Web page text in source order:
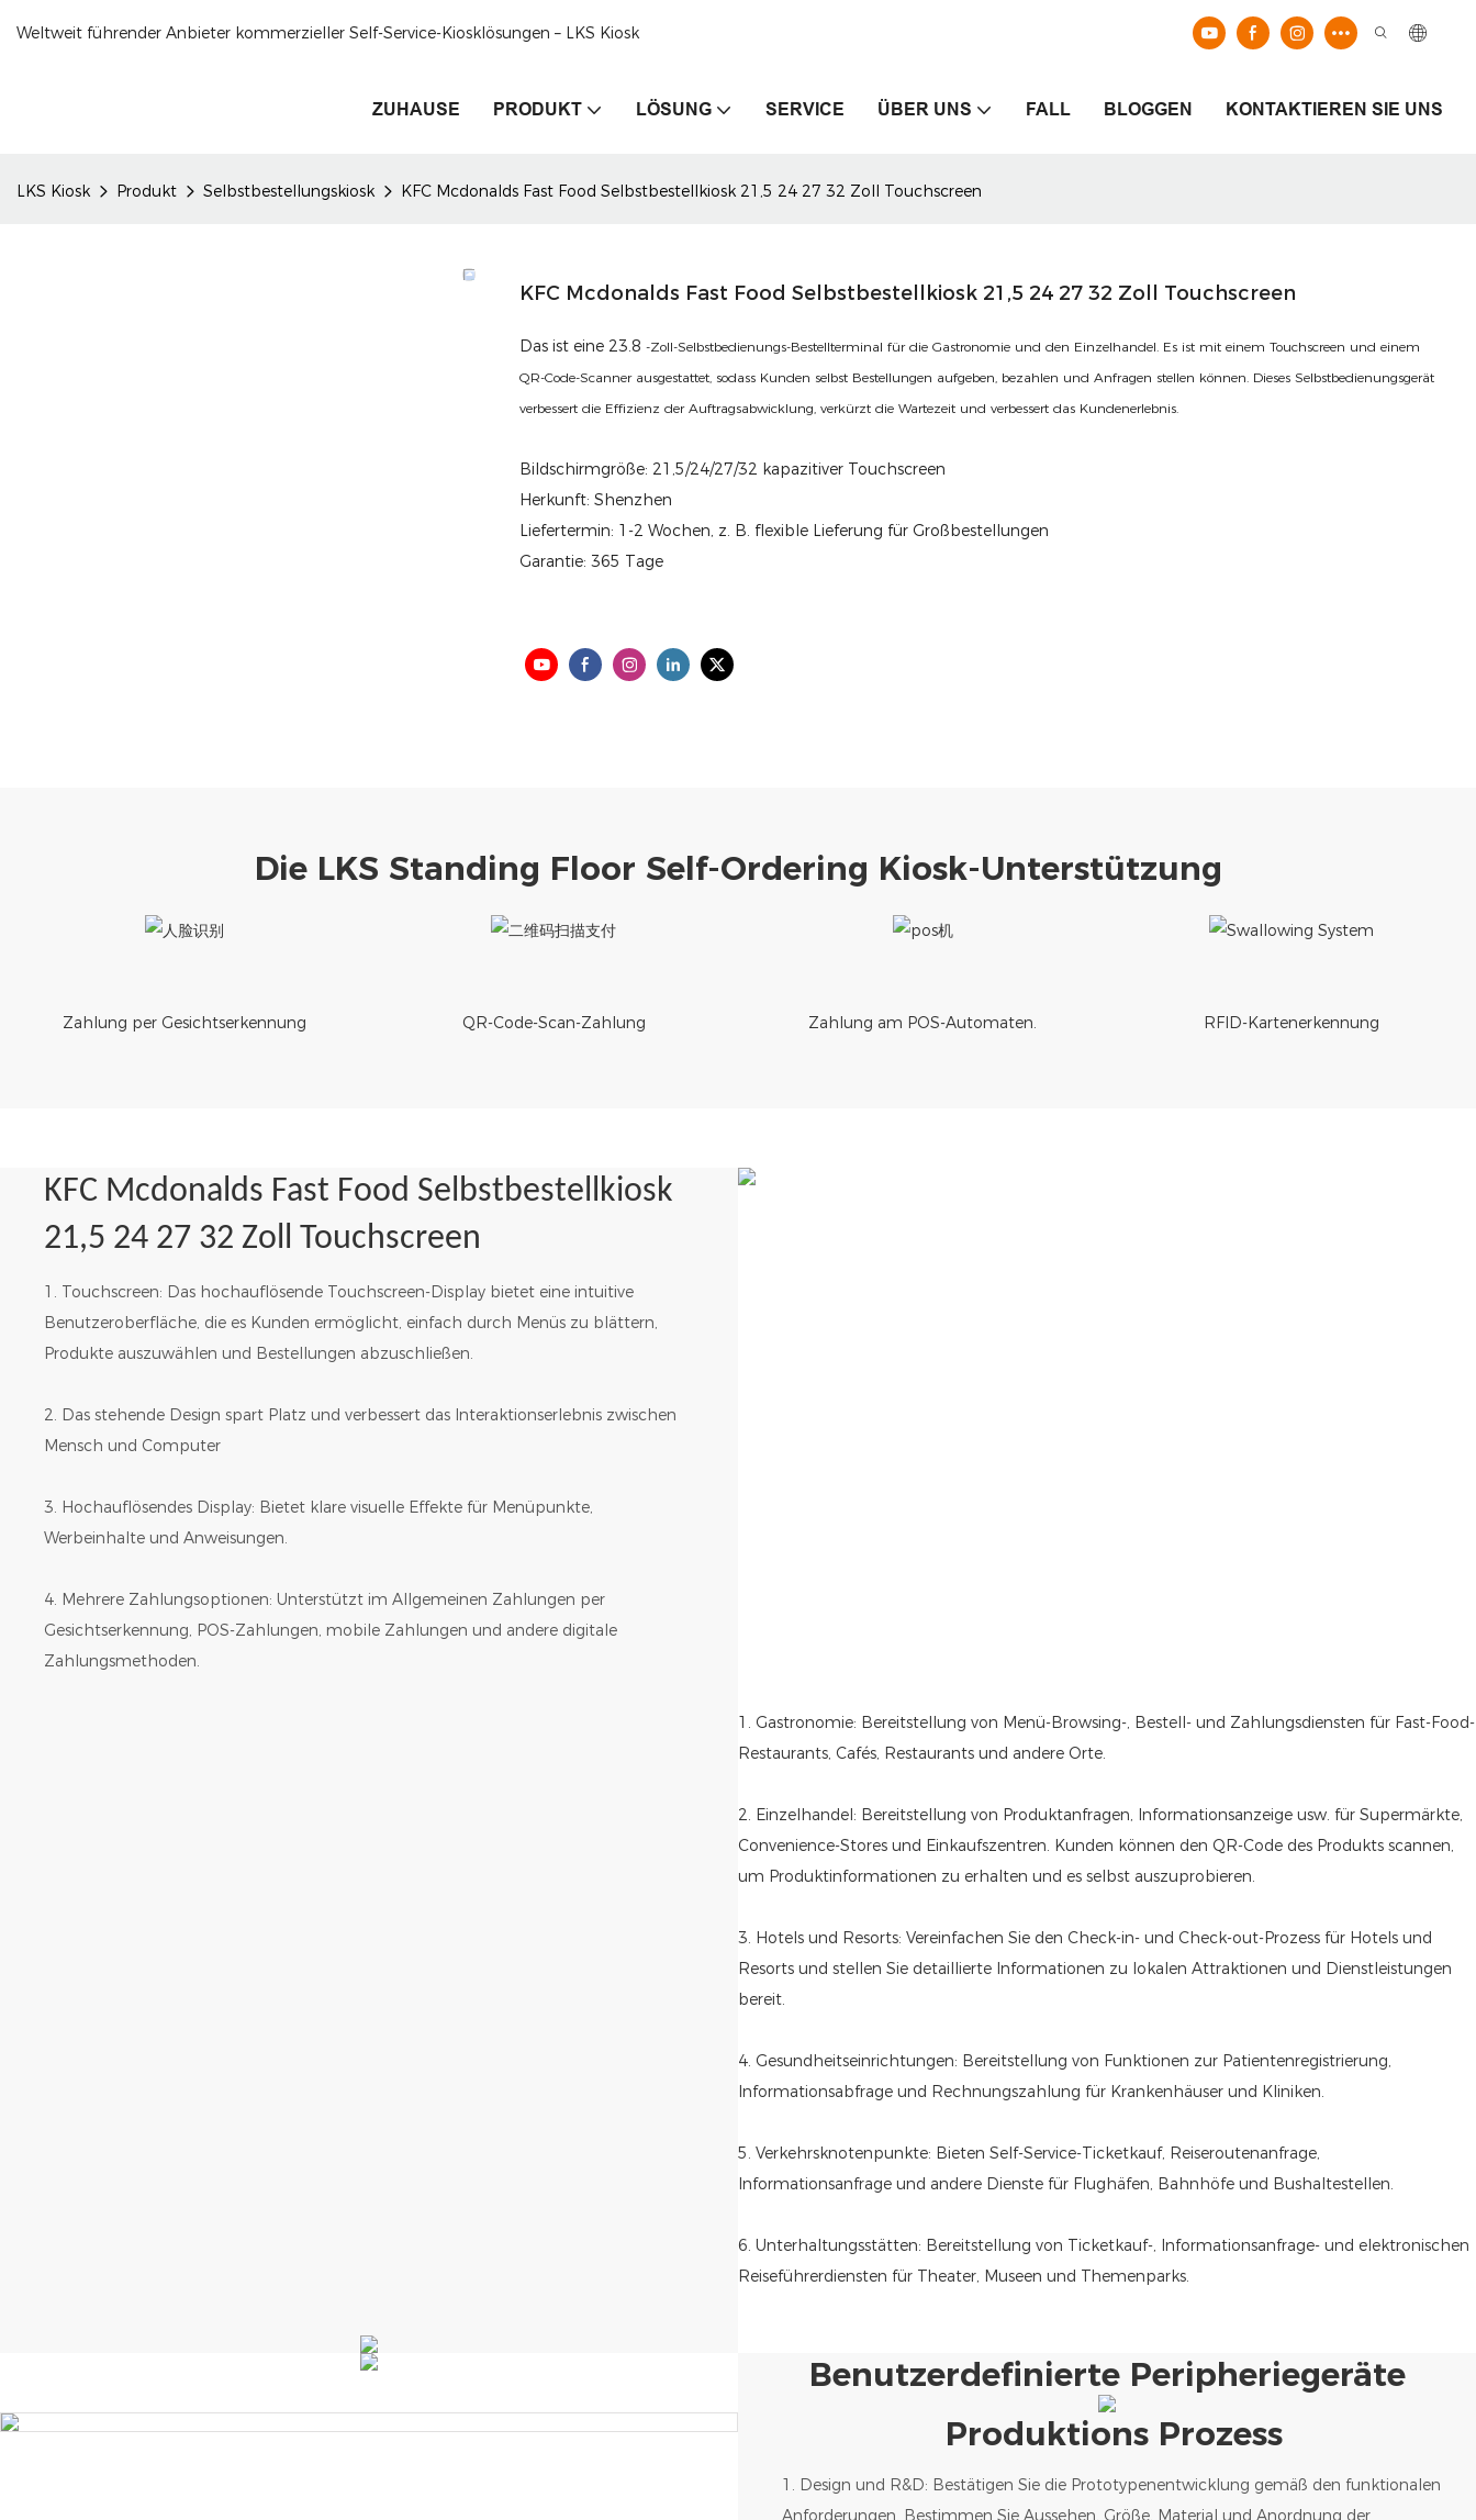
Weltweit führender Anbieter kommerzieller Self-Service-Kiosklösungen – LKS Kiosk
ZUHAUSE PRODUKT LÖSUNG SERVICE ÜBER UNS FALL BLOGGEN KONTAKTIEREN SIE UNS
LKS Kiosk Produkt Selbstbestellungskiosk KFC Mcdonalds Fast Food Selbstbestellkiosk 21,5 24 27 32 Zoll Touchscreen
KFC Mcdonalds Fast Food Selbstbestellkiosk 21,5 24 27 32 Zoll Touchscreen
Das ist eine 23.8 -Zoll-Selbstbedienungs-Bestellterminal für die Gastronomie und den Einzelhandel. Es ist mit einem Touchscreen und einem
QR-Code-Scanner ausgestattet, sodass Kunden selbst Bestellungen aufgeben, bezahlen und Anfragen stellen können. Dieses Selbstbedienungsgerät
verbessert die Effizienz der Auftragsabwicklung, verkürzt die Wartezeit und verbessert das Kundenerlebnis.
Bildschirmgröße: 21,5/24/27/32 kapazitiver Touchscreen
Herkunft: Shenzhen
Liefertermin: 1-2 Wochen, z. B. flexible Lieferung für Großbestellungen
Garantie: 365 Tage
Die LKS Standing Floor Self-Ordering Kiosk-Unterstützung
Zahlung per Gesichtserkennung QR-Code-Scan-Zahlung Zahlung am POS-Automaten. RFID-Kartenerkennung
KFC Mcdonalds Fast Food Selbstbestellkiosk
21,5 24 27 32 Zoll Touchscreen
1. Touchscreen: Das hochauflösende Touchscreen-Display bietet eine intuitive
Benutzeroberfläche, die es Kunden ermöglicht, einfach durch Menüs zu blättern,
Produkte auszuwählen und Bestellungen abzuschließen.
2. Das stehende Design spart Platz und verbessert das Interaktionserlebnis zwischen
Mensch und Computer
3. Hochauflösendes Display: Bietet klare visuelle Effekte für Menüpunkte,
Werbeinhalte und Anweisungen.
4. Mehrere Zahlungsoptionen: Unterstützt im Allgemeinen Zahlungen per
Gesichtserkennung, POS-Zahlungen, mobile Zahlungen und andere digitale
Zahlungsmethoden.
1. Gastronomie: Bereitstellung von Menü-Browsing-, Bestell- und Zahlungsdiensten für Fast-Food-
Restaurants, Cafés, Restaurants und andere Orte.
2. Einzelhandel: Bereitstellung von Produktanfragen, Informationsanzeige usw. für Supermärkte,
Convenience-Stores und Einkaufszentren. Kunden können den QR-Code des Produkts scannen,
um Produktinformationen zu erhalten und es selbst auszuprobieren.
3. Hotels und Resorts: Vereinfachen Sie den Check-in- und Check-out-Prozess für Hotels und
Resorts und stellen Sie detaillierte Informationen zu lokalen Attraktionen und Dienstleistungen
bereit.
4. Gesundheitseinrichtungen: Bereitstellung von Funktionen zur Patientenregistrierung,
Informationsabfrage und Rechnungszahlung für Krankenhäuser und Kliniken.
5. Verkehrsknotenpunkte: Bieten Self-Service-Ticketkauf, Reiseroutenanfrage,
Informationsanfrage und andere Dienste für Flughäfen, Bahnhöfe und Bushaltestellen.
6. Unterhaltungsstätten: Bereitstellung von Ticketkauf-, Informationsanfrage- und elektronischen
Reiseführerdiensten für Theater, Museen und Themenparks.
Benutzerdefinierte Peripheriegeräte
Produktions Prozess
1. Design und R&D: Bestätigen Sie die Prototypenentwicklung gemäß den funktionalen
Anforderungen. Bestimmen Sie Aussehen, Größe, Material und Anordnung der